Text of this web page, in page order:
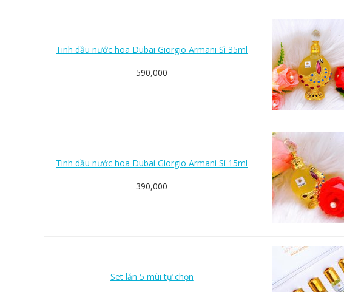
Tinh dầu nước hoa Dubai Giorgio Armani Sì 35ml
590,000
Tinh dầu nước hoa Dubai Giorgio Armani Sì 15ml
390,000
Set lăn 5 mùi tự chọn